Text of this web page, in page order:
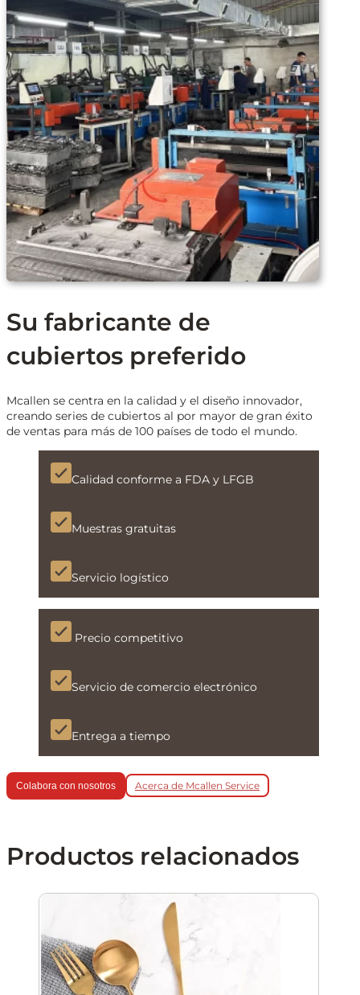
Su fabricante de
cubiertos preferido
Mcallen se centra en la calidad y el diseño innovador,
creando series de cubiertos al por mayor de gran éxito
de ventas para más de 100 países de todo el mundo.
Calidad conforme a FDA y LFGB
Muestras gratuitas
Servicio logístico
Precio competitivo
Servicio de comercio electrónico
Entrega a tiempo
Colabora con nosotros Acerca de Mcallen Service
Productos relacionados